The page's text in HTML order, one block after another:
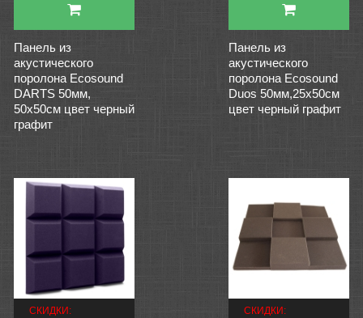
Панель из
акустического
поролона Ecosound
DARTS 50мм,
50х50см цвет черный
графит
Панель из
акустического
поролона Ecosound
Duos 50мм,25х50см
цвет черный графит
СКИДКИ: СКИДКИ: